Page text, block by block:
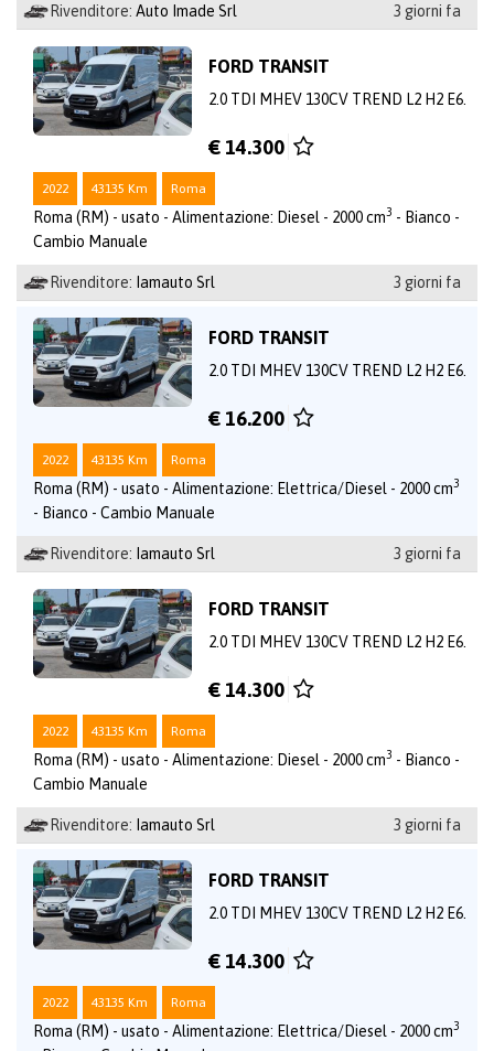
Rivenditore: Auto Imade Srl 3 giorni fa
FORD TRANSIT
2.0 TDI MHEV 130CV TREND L2 H2 E6.
€ 14.300
2022 43135 Km Roma
Roma (RM) - usato - Alimentazione: Diesel - 2000 cm3 - Bianco -
Cambio Manuale
Rivenditore: Iamauto Srl 3 giorni fa
FORD TRANSIT
2.0 TDI MHEV 130CV TREND L2 H2 E6.
€ 16.200
2022 43135 Km Roma
Roma (RM) - usato - Alimentazione: Elettrica/Diesel - 2000 cm3
- Bianco - Cambio Manuale
Rivenditore: Iamauto Srl 3 giorni fa
FORD TRANSIT
2.0 TDI MHEV 130CV TREND L2 H2 E6.
€ 14.300
2022 43135 Km Roma
Roma (RM) - usato - Alimentazione: Diesel - 2000 cm3 - Bianco -
Cambio Manuale
Rivenditore: Iamauto Srl 3 giorni fa
FORD TRANSIT
2.0 TDI MHEV 130CV TREND L2 H2 E6.
€ 14.300
2022 43135 Km Roma
Roma (RM) - usato - Alimentazione: Elettrica/Diesel - 2000 cm3